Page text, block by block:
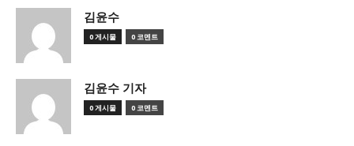
김윤수
0 게시물 0 코멘트
김윤수 기자
0 게시물 0 코멘트